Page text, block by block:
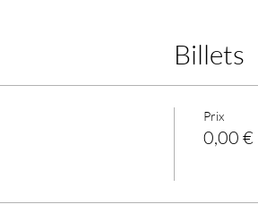
Billets
Prix
0,00 €